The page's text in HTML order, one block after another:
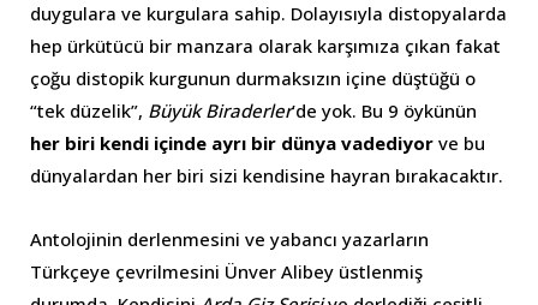
duygulara ve kurgulara sahip. Dolayısıyla distopyalarda
hep ürkütücü bir manzara olarak karşımıza çıkan fakat
çoğu distopik kurgunun durmaksızın içine düştüğü o
“tek düzelik”, Büyük Biraderler’de yok. Bu 9 öykünün
her biri kendi içinde ayrı bir dünya vadediyor ve bu
dünyalardan her biri sizi kendisine hayran bırakacaktır.
Antolojinin derlenmesini ve yabancı yazarların
Türkçeye çevrilmesini Ünver Alibey üstlenmiş